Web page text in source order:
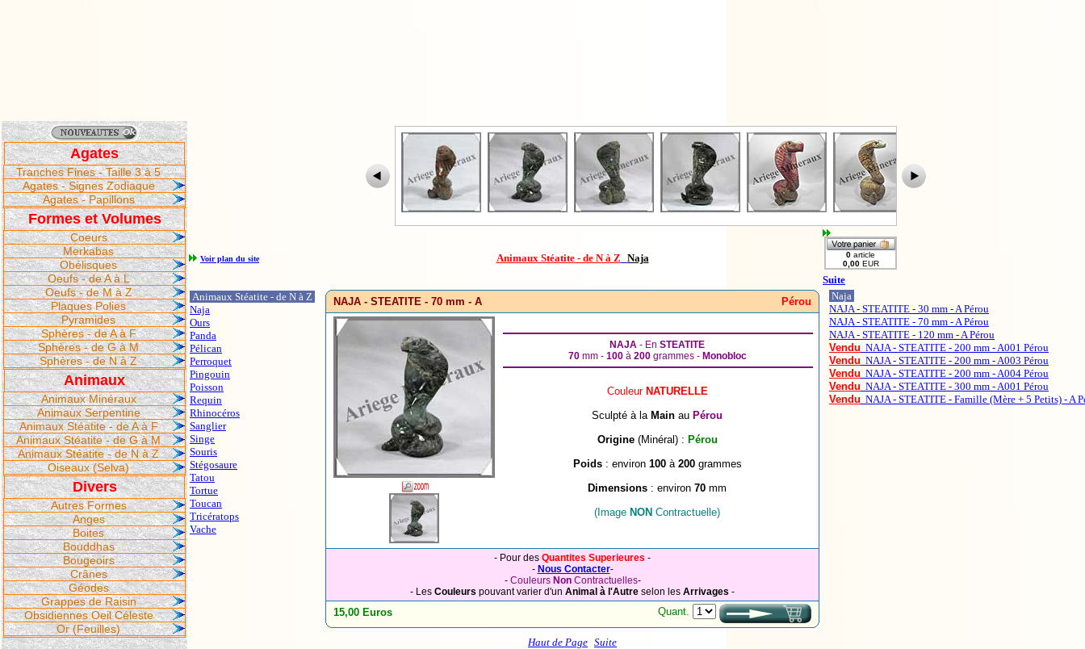
Agates
Tranches Fines - Taille 3 à 5
Agates - Signes Zodiaque
Agates - Papillons
Formes et Volumes
Coeurs
Merkabas
Obélisques
Oeufs - de A à L
Oeufs - de M à Z
Plaques Polies
Pyramides
Sphères - de A à F
Sphères - de G à M
Sphères - de N à Z
Animaux
Animaux Minéraux
Animaux Serpentine
Animaux Stéatite - de A à F
Animaux Stéatite - de G à M
Animaux Stéatite - de N à Z
Oiseaux (Selva)
Divers
Autres Formes
Anges
Boites
Bouddhas
Bougeoirs
Crânes
Géodes
Grappes de Raisin
Obsidiennes Oeil Céleste
Or (Feuilles)
Voir plan du site Animaux Stéatite - de N à Z Naja
Suite
Animaux Stéatite - de N à Z
Naja
Ours
Panda
Pélican
Perroquet
Pingouin
Poisson
Requin
Rhinocéros
Sanglier
Singe
Souris
Stégosaure
Tatou
Tortue
Toucan
Tricératops
Vache
NAJA - STEATITE - 70 mm - A Pérou
NAJA - En STEATITE
70 mm -100 à200 grammes -Monobloc
CouleurNATURELLE
Sculpté à laMain au Pérou
Origine (Minéral) : Pérou
Poids : environ 100 à200 grammes
Dimensions : environ 70 mm
(Image NON Contractuelle)
- Pour des Quantites Superieures -
- Nous Contacter-
- CouleursNon Contractuelles-
- Les Couleurs pouvant varier d'un Animal à l'Autre selon les Arrivages -
15,00 Euros Quant.
Naja
NAJA - STEATITE - 30 mm - A Pérou
NAJA - STEATITE - 70 mm - A Pérou
NAJA - STEATITE - 120 mm - A Pérou
Vendu NAJA - STEATITE - 200 mm - A001 Pérou
Vendu NAJA - STEATITE - 200 mm - A003 Pérou
Vendu NAJA - STEATITE - 200 mm - A004 Pérou
Vendu NAJA - STEATITE - 300 mm - A001 Pérou
Vendu NAJA - STEATITE - Famille (Mère + 5 Petits) - A
Haut de Page Suite